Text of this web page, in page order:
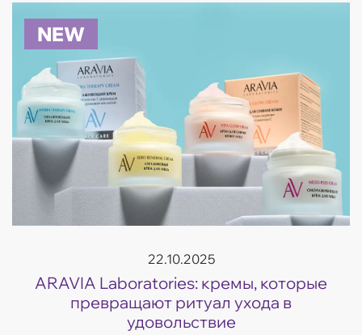
NEW
22.10.2025
ARAVIA Laboratories: кремы, которые
превращают ритуал ухода в
удовольствие